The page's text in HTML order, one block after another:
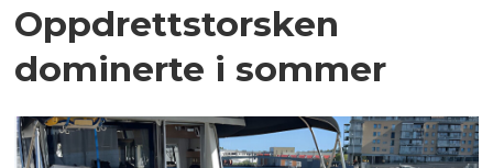
Oppdrettstorsken
dominerte i sommer